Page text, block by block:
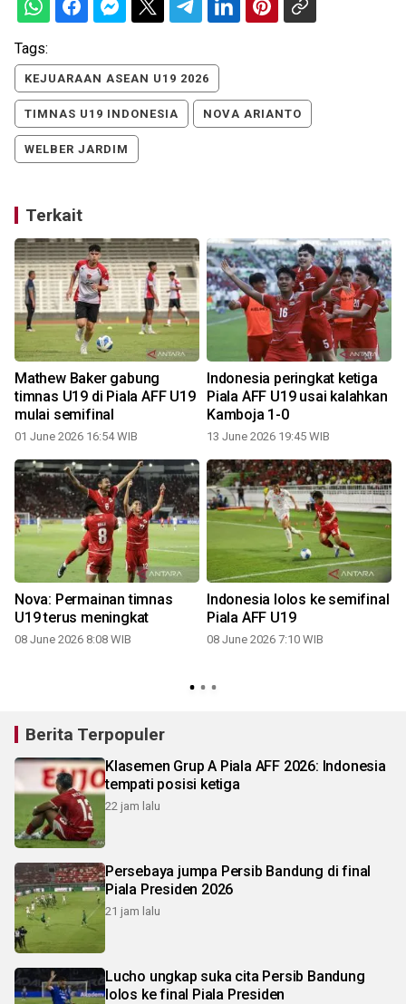
Tags:
KEJUARAAN ASEAN U19 2026
TIMNAS U19 INDONESIA NOVA ARIANTO
WELBER JARDIM
Terkait
Mathew Baker gabung
timnas U19 di Piala AFF U19
mulai semifinal
01 June 2026 16:54 WIB
Indonesia peringkat ketiga
Piala AFF U19 usai kalahkan
Kamboja 1-0
13 June 2026 19:45 WIB
Nova: Permainan timnas
U19 terus meningkat
08 June 2026 8:08 WIB
Indonesia lolos ke semifinal
Piala AFF U19
08 June 2026 7:10 WIB
Berita Terpopuler
Klasemen Grup A Piala AFF 2026: Indonesia
tempati posisi ketiga
22 jam lalu
Persebaya jumpa Persib Bandung di final
Piala Presiden 2026
21 jam lalu
Lucho ungkap suka cita Persib Bandung
lolos ke final Piala Presiden